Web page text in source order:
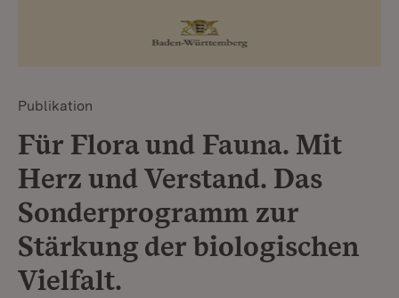
Publikation
Für Flora und Fauna. Mit
Herz und Verstand. Das
Sonderprogramm zur
Stärkung der biologischen
Vielfalt.